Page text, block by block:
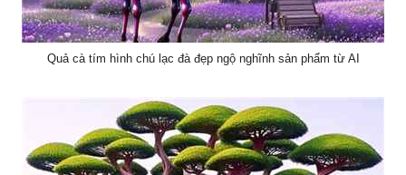
Quả cà tím hình chú lạc đà đẹp ngộ nghĩnh sản phẩm từ AI